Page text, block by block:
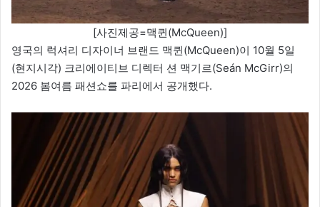
[사진제공=맥퀸(McQueen)]
영국의 럭셔리 디자이너 브랜드 맥퀸(McQueen)이 10월 5일
(현지시각) 크리에이티브 디렉터 션 맥기르(Seán McGirr)의
2026 봄여름 패션쇼를 파리에서 공개했다.